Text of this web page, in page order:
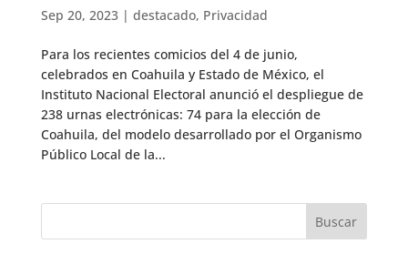
Sep 20, 2023| destacado, Privacidad
Para los recientes comicios del 4 de junio,
celebrados en Coahuila y Estado de México, el
Instituto Nacional Electoral anunció el despliegue de
238 urnas electrónicas: 74 para la elección de
Coahuila, del modelo desarrollado por el Organismo
Público Local de la...